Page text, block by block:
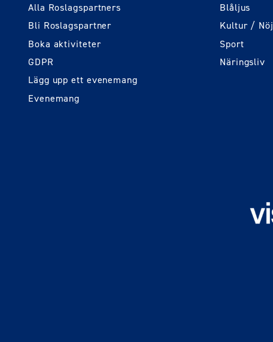
Alla Roslagspartners
Bli Roslagspartner
Boka aktiviteter
GDPR
Lägg upp ett evenemang
Evenemang
Blåljus
Kultur /
Sport
Näringsliv